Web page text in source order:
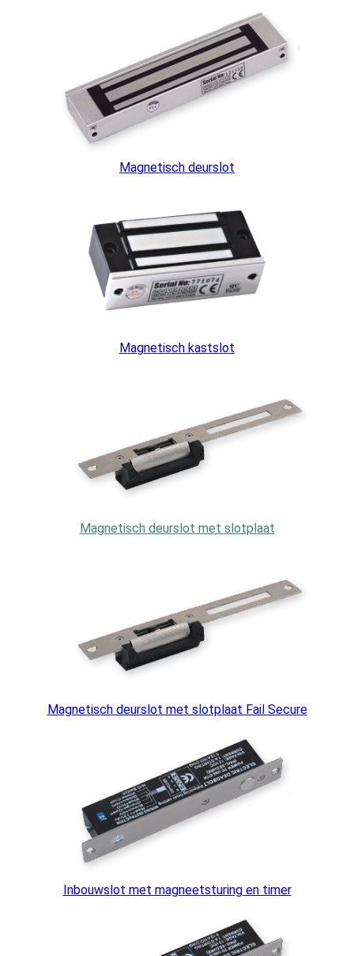
Magnetisch deurslot
Magnetisch kastslot
Magnetisch deurslot met slotplaat
Magnetisch deurslot met slotplaat Fail Secure
Inbouwslot met magneetsturing en timer